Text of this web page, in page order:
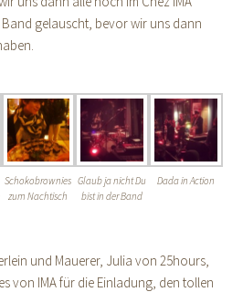
gelauscht, bevor wir uns dann
Schokobrownies
zum Nachtisch
Glaub ja nicht Du
bist in der Band
Dada in Action
und Mauerer, Julia von 25hours,
von IMA für die Einladung, den tollen